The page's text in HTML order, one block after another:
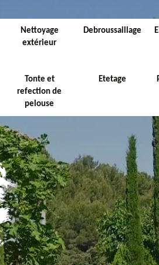
Nettoyage
extérieur
Debroussaillage
Tonte et
refection de
pelouse
Etetage